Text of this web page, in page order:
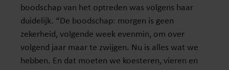
boodschap van het optreden was volgens haar
duidelijk. “De boodschap: morgen is geen
zekerheid, volgende week evenmin, om over
volgend jaar maar te zwijgen. Nu is alles wat we
hebben. En dat moeten we koesteren, vieren en